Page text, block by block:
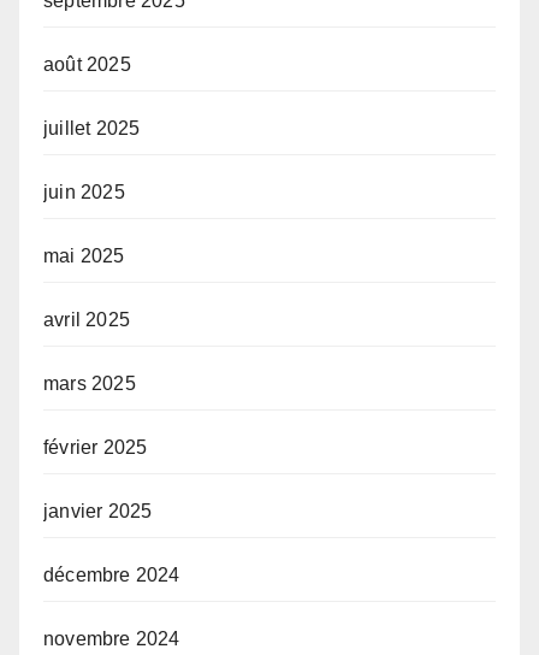
août 2025
juillet 2025
juin 2025
mai 2025
avril 2025
mars 2025
février 2025
janvier 2025
décembre 2024
novembre 2024